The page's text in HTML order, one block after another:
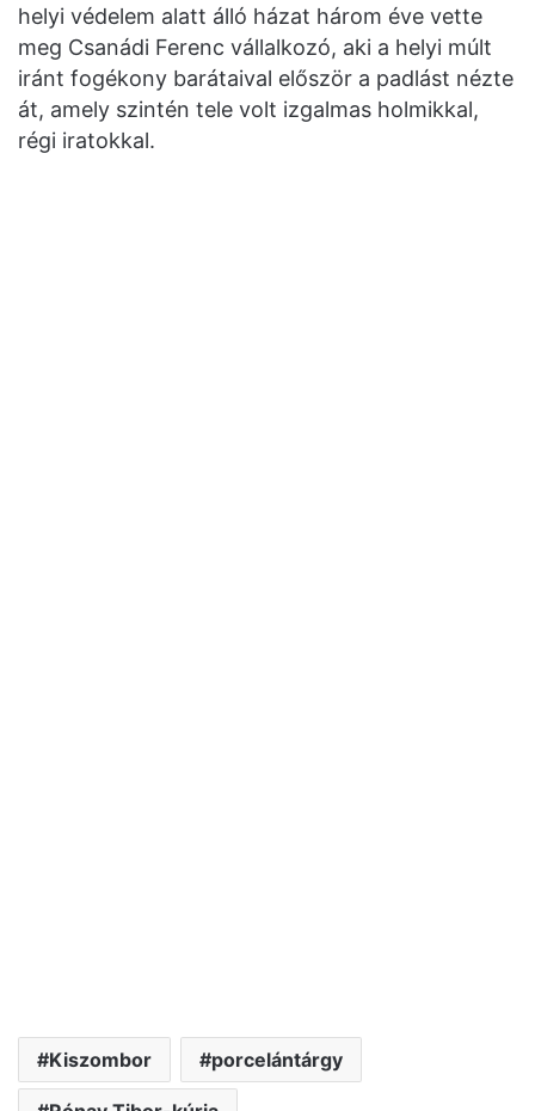
helyi védelem alatt álló házat három éve vette
meg Csanádi Ferenc vállalkozó, aki a helyi múlt
iránt fogékony barátaival először a padlást nézte
át, amely szintén tele volt izgalmas holmikkal,
régi iratokkal.
Kiszombor porcelántárgy